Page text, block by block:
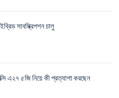
সাবস্ক্রিপশন চালু
এ২৭ ৫জি নিয়ে কী প্রত্যাশা করছেন